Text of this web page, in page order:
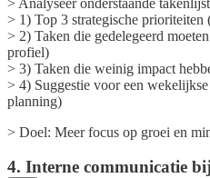
> 1) Top 3 strategische prioriteiten
> 2) Taken die gedelegeerd
profiel)
> 3) Taken die weinig impact
> 4) Suggestie voor een
planning)
> Doel: Meer focus op groei en
4. Interne communicatie